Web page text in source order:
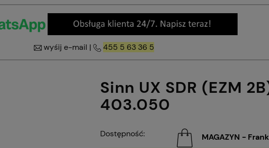
wyśij e-mail | 455 5 63 36 5
Sinn UX SDR (EZM
403.050
Dostępność:
MAGAZYN -